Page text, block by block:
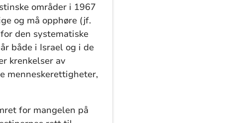
områder i 1967
og må opphøre (jf.
den systematiske
både i Israel og i de
krenkelser av
menneskerettigheter,
for mangelen på